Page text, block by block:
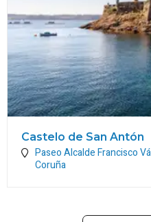
Castelo de San Antón
Paseo Alcalde Francisco
Coruña